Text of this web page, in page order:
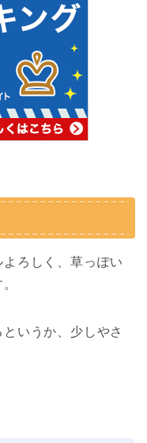
ろしく、草っぽい
いうか、少しやさ